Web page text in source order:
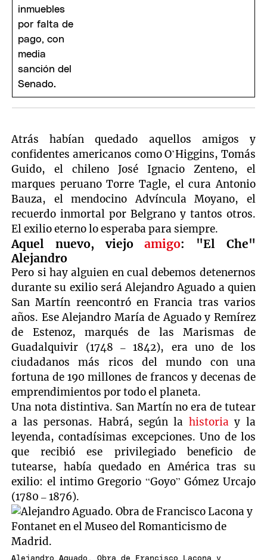
Atrás habían quedado aquellos amigos y
confidentes americanos como O’Higgins, Tomás
Guido, el chileno José Ignacio Zenteno, el
marques peruano Torre Tagle, el cura Antonio
Bauza, el mendocino Advíncula Moyano, el
recuerdo inmortal por Belgrano y tantos otros.
El exilio eterno lo esperaba para siempre.
Aquel nuevo, viejoamigo: "El Che"
Alejandro
Pero si hay alguien en cual debemos detenernos
durante su exilio será Alejandro Aguado a quien
San Martín reencontró en Francia tras varios
años. Ese Alejandro María de Aguado y Remírez
de Estenoz, marqués de las Marismas de
Guadalquivir (1748 – 1842), era uno de los
ciudadanos más ricos del mundo con una
fortuna de 190 millones de francos y decenas de
emprendimientos por todo el planeta.
Una nota distintiva. San Martín no era de tutear
a las personas. Habrá, según la historia y la
leyenda, contadísimas excepciones. Uno de los
que recibió ese privilegiado beneficio de
tutearse, había quedado en América tras su
exilio: el intimo Gregorio “Goyo” Gómez Urcajo
(1780 – 1876).